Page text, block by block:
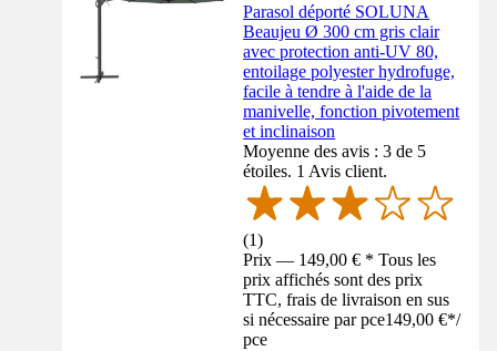
Parasol déporté SOLUNA
Beaujeu Ø 300 cm gris clair
avec protection anti-UV 80,
entoilage polyester hydrofuge,
facile à tendre à l'aide de la
manivelle, fonction pivotement
et inclinaison
Moyenne des avis : 3 de 5
étoiles. 1 Avis client.
(1)
Prix — 149,00 € * Tous les
prix affichés sont des prix
TTC, frais de livraison en sus
si nécessaire par pce149,00 €*/
pce